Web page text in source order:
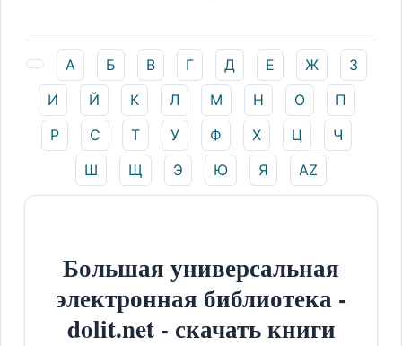
А Б В Г Д Е Ж
З
И
Й К Л М Н О
П
Р
С Т У Ф Х Ц
Ч
Ш
Щ Э Ю Я AZ
Большая универсальная
электронная библиотека -
dolit.net - скачать книги